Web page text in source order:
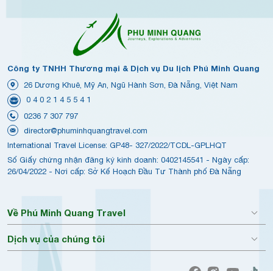
Công ty TNHH Thương mại & Dịch vụ Du lịch Phú Minh Quang
26 Dương Khuê, Mỹ An, Ngũ Hành Sơn, Đà Nẵng, Việt Nam
0 4 0 2 1 4 5 5 4 1
0236 7 307 797
director@phuminhquangtravel.com
International Travel License: GP48- 327/2022/TCDL-GPLHQT
Số Giấy chứng nhận đăng ký kinh doanh: 0402145541 - Ngày cấp:
26/04/2022 - Nơi cấp: Sở Kế Hoạch Đầu Tư Thành phố Đà Nẵng
Về Phú Minh Quang Travel
Dịch vụ của chúng tôi